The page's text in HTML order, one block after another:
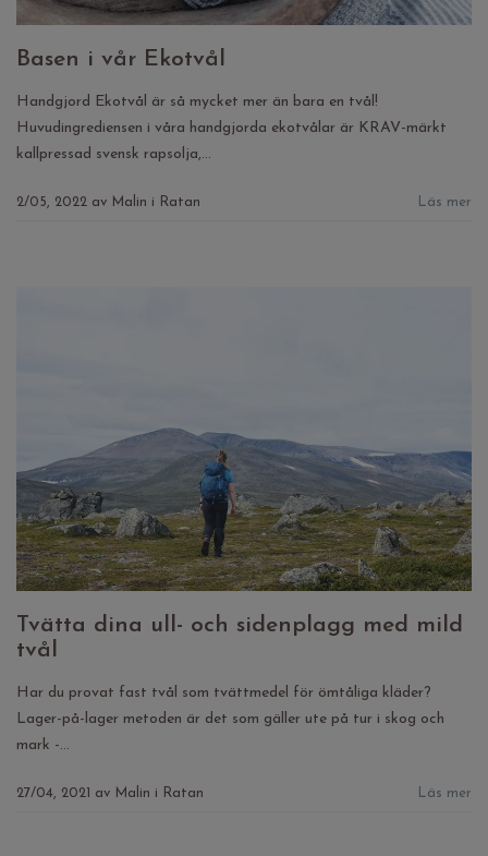
Basen i vår Ekotvål
Handgjord Ekotvål är så mycket mer än bara en tvål!
Huvudingrediensen i våra handgjorda ekotvålar är KRAV-märkt
kallpressad svensk rapsolja,...
2/05, 2022 av Malin i Ratan Läs mer
Tvätta dina ull- och sidenplagg med mild
tvål
Har du provat fast tvål som tvättmedel för ömtåliga kläder?
Lager-på-lager metoden är det som gäller ute på tur i skog och
mark -...
27/04, 2021 av Malin i Ratan Läs mer